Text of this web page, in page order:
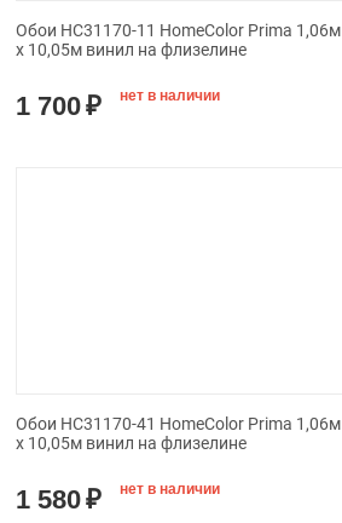
Обои HC31170-11 HomeColor Prima 1,06м
х 10,05м винил на флизелине
1 700₽ нет в наличии
Обои HC31170-41 HomeColor Prima 1,06м
х 10,05м винил на флизелине
1 580₽ нет в наличии